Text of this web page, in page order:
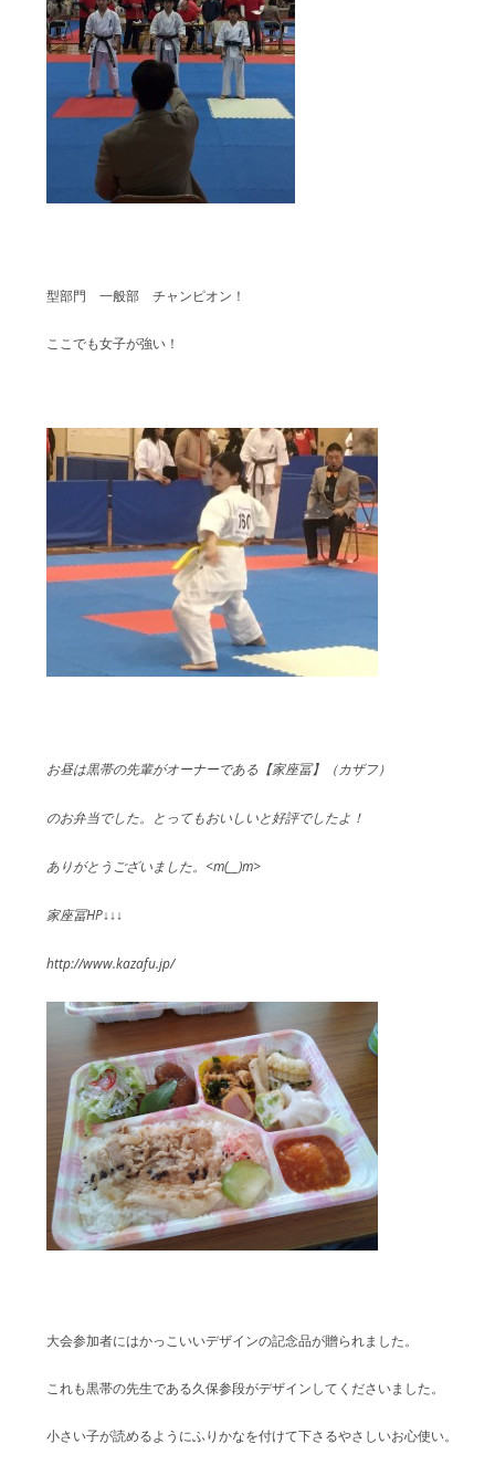
型部門 一般部 チャンピオン！
ここでも女子が強い！
お昼は黒帯の先輩がオーナーである【家座冨】（カザフ）
のお弁当でした。とってもおいしいと好評でしたよ！
ありがとうございました。<m(__)m>
家座冨HP↓↓↓
http://www.kazafu.jp/
大会参加者にはかっこいいデザインの記念品が贈られました。
これも黒帯の先生である久保参段がデザインしてくださいました。
小さい子が読めるようにふりかなを付けて下さるやさしいお心使い。